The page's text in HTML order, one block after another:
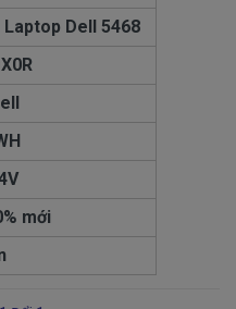
Laptop Dell 5468
mới